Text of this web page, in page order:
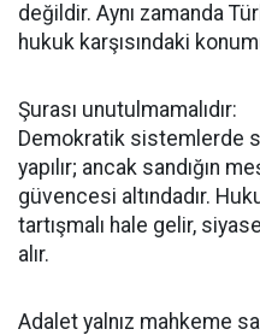
değildir. Aynı zamanda
hukuk karşısındaki
Şurası unutulmamalıdır:
Demokratik sistemlerde
yapılır; ancak sandığın
güvencesi altındadır.
tartışmalı hale gelir,
alır.
Adalet yalnız mahkeme